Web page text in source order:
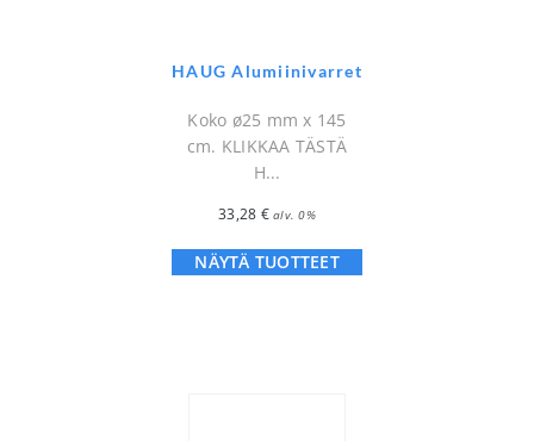
HAUG Alumiinivarret
Koko ø25 mm x 145
cm. KLIKKAA TÄSTÄ
H...
33,28 € alv. 0%
NÄYTÄ TUOTTEET